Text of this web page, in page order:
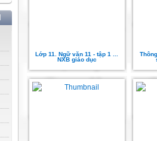
Lớp 11. Ngữ văn 11 - tập 1 ...
NXB giáo dục